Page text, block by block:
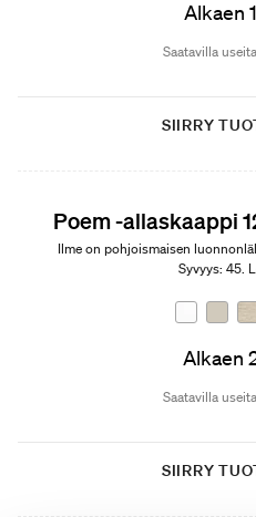
Alkaen
Saatavilla
SIIRRY
Ilme on pohjoismaisen
Syvyys: 45.
Alkaen
Saatavilla
SIIRRY